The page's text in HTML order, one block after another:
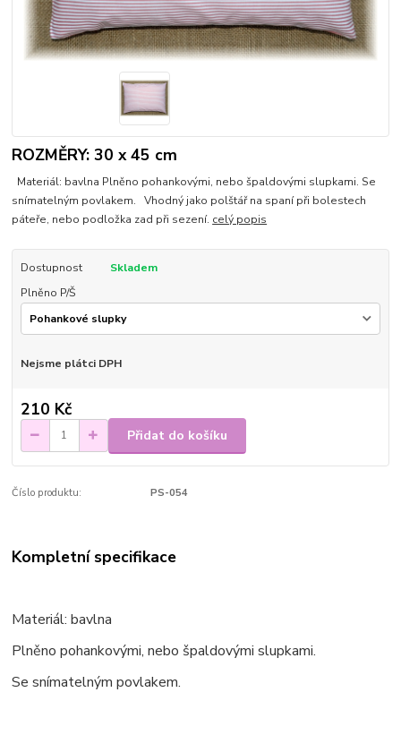
ROZMĚRY: 30 x 45 cm
Materiál: bavlna Plněno pohankovými, nebo špaldovými slupkami. Se
snímatelným povlakem. Vhodný jako polštář na spaní při bolestech
páteře, nebo podložka zad při sezení. celý popis
Dostupnost
Skladem
Plněno P/Š
Nejsme plátci DPH
210 Kč
Přidat do košíku
Číslo produktu: PS-054
Kompletní specifikace
Materiál: bavlna
Plněno pohankovými, nebo špaldovými slupkami.
Se snímatelným povlakem.